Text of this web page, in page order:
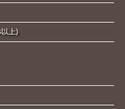
上)